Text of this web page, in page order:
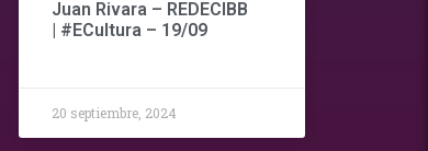
Juan Rivara – REDECIBB
| #ECultura – 19/09
20 septiembre, 2024